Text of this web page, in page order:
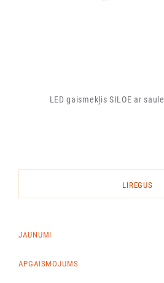
LED gaismekļis SILOE ar
LIREGUS
JAUNUMI
APGAISMOJUMS